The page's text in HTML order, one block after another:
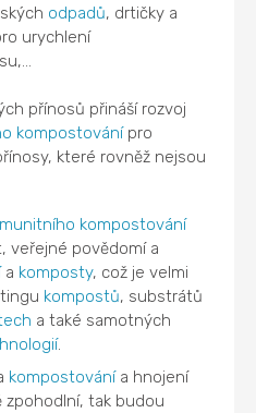
odpadů, drtičky a
urychlení
přínosů přináší rozvoj
kompostovánípro
které rovněž nejsou
kompostování
veřejné povědomí a
a komposty, což je velmi
kompostů, substrátů
a také samotných
.
kompostovánía hnojení
zpohodlní, tak budou